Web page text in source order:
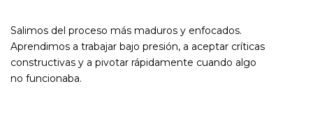
Salimos del proceso más maduros y enfocados.
Aprendimos a trabajar bajo presión, a aceptar críticas
constructivas y a pivotar rápidamente cuando algo
no funcionaba.